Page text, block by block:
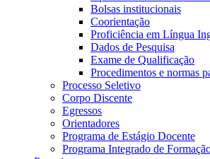
Bolsas institucionais
Coorientação
Proficiência em Língua
Dados de Pesquisa
Exame de Qualificação
Procedimentos e normas
Processo Seletivo
Corpo Discente
Egressos
Orientadores
Programa de Estágio Docente
Programa Integrado de